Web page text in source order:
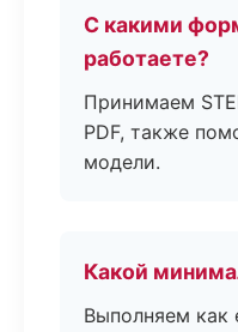
С какими
работаете?
Принимаем
PDF, также
модели.
Какой
Выполняем как